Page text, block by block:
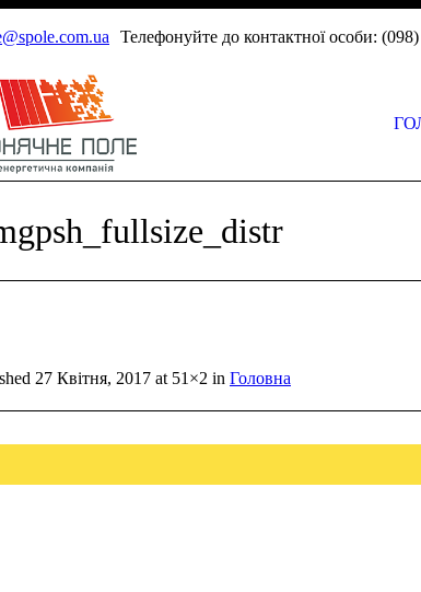
Телефонуйте до контактної особи:
27 Квітня, 2017 at 51×2 in Головна